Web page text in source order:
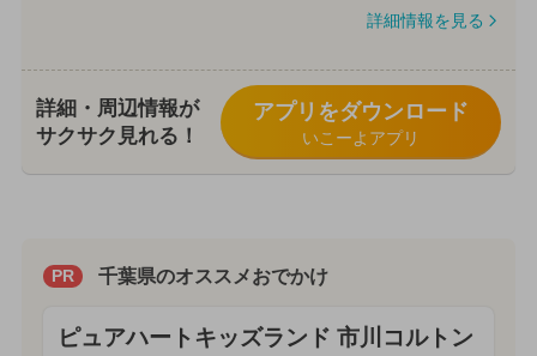
詳細情報を見る
詳細・周辺情報が
サクサク見れる！
アプリをダウンロード
いこーよアプリ
PR 千葉県のオススメおでかけ
ピュアハートキッズランド 市川コルトン